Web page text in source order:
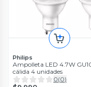
Philips
Ampolleta LED 4.7W
cálida 4 unidades
0(0)